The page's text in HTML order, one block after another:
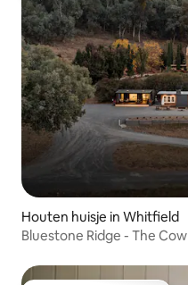
Houten huisje in Whitfield
Bluestone Ridge - The Cow